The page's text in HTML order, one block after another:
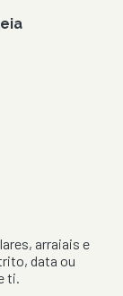
arraiais e
data ou
ti.